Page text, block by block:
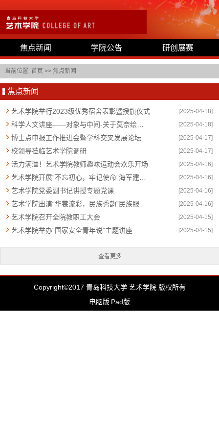
焦点新闻 学院公告 研创展赛
当前位置: 首页 >> 焦点新闻
焦点新闻
艺术学院举行2023级优秀宿舍表彰暨授旗仪式 [2025-04-18]
[2025-04-18]
博士点申报工作推进会暨学科交叉发展论坛 [2025-04-17]
校领导莅临艺术学院调研 [2025-04-17]
活力满溢！艺术学院教师趣味运动会欢乐开场 [2025-04-16]
[2025-04-16]
艺术学院党委副书记讲授专题党课 [2025-04-16]
[2025-04-16]
艺术学院召开全院教职工大会 [2025-04-15]
艺术学院举办“国家安全青年说”主题讲座 [2025-04-15]
查看更多
Copyright©2017 青岛科技大学 艺术学院 版权所有
电脑版 Pad版